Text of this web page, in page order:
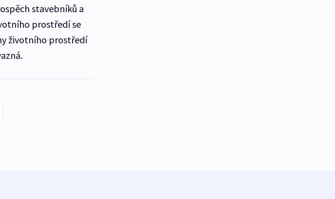
stavebníků a
prostředí se
životního prostředí